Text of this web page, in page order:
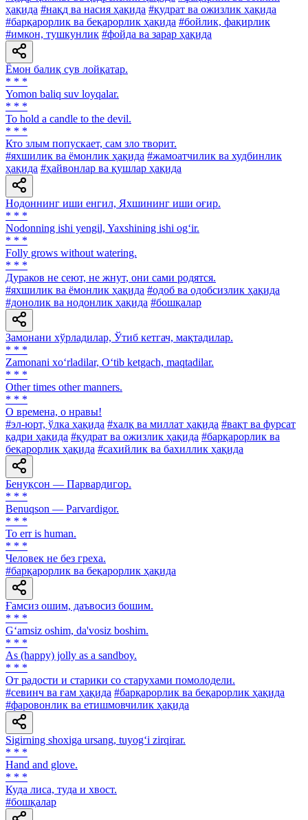
ҳақида #нақд ва насия ҳақида #қудрат ва ожизлик ҳақида
#барқарорлик ва беқарорлик ҳақида #бойлик, фақирлик
#имкон, тушкунлик #фойда ва зарар ҳақида
Ёмон балиқ сув лойқатар.
* * *
Yomon baliq suv loyqalar.
* * *
To hold a candle to the devil.
* * *
Кто злым попускает, сам зло творит.
#яхшилик ва ёмонлик ҳақида #жамоатчилик ва худбинлик
ҳақида #ҳайвонлар ва қушлар ҳақида
Нодоннинг иши енгил, Яхшининг иши оғир.
* * *
Nodonning ishi yengil, Yaxshining ishi og‘ir.
* * *
Folly grows without watering.
* * *
Дураков не сеют, не жнут, они сами родятся.
#яхшилик ва ёмонлик ҳақида #одоб ва одобсизлик ҳақида
#донолик ва нодонлик ҳақида #бошқалар
Замонани хўрладилар, Ўтиб кетгач, мақтадилар.
* * *
Zamonani xo‘rladilar, O‘tib ketgach, maqtadilar.
* * *
Other times other manners.
* * *
О времена, о нравы!
#эл-юрт, ўлка ҳақида #халқ ва миллат ҳақида #вақт ва фурсат
қадри ҳақида #қудрат ва ожизлик ҳақида #барқарорлик ва
беқарорлик ҳақида #сахийлик ва бахиллик ҳақида
Бенуқсон — Парвардигор.
* * *
Benuqson — Parvardigor.
* * *
To err is human.
* * *
Человек не без греха.
#барқарорлик ва беқарорлик ҳақида
Ғамсиз ошим, даъвосиз бошим.
* * *
G‘amsiz oshim, da'vosiz boshim.
* * *
As (happy) jolly as a sandboy.
* * *
От радости и старики со старухами помолодели.
#севинч ва ғам ҳақида #барқарорлик ва беқарорлик ҳақида
#фаровонлик ва етишмовчилик ҳақида
Sigirning shoxiga ursang, tuyog‘i zirqirar.
* * *
Hand and glove.
* * *
Куда лиса, туда и хвост.
#бошқалар